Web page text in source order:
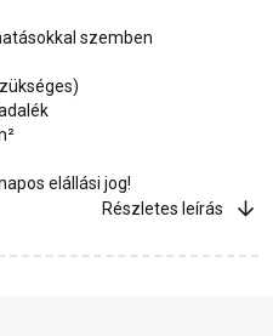
szemben
elállási jog!
Részletes leírás